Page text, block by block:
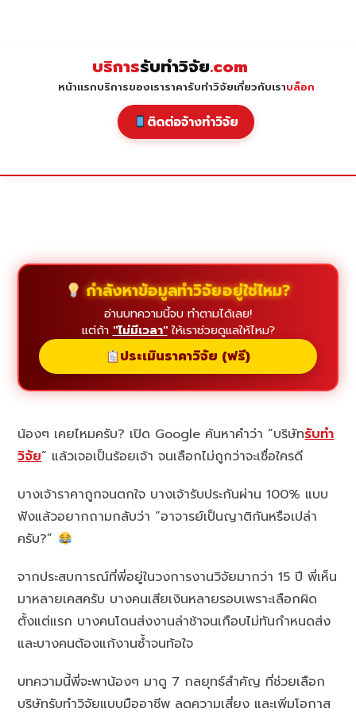
บริการรับทำวิจัย.com
หน้าแรกบริการของเราราคารับทำวิจัยเกี่ยวกับเราบล็อก
ติดต่อจ้างทำวิจัย
กำลังหาข้อมูลทำวิจัยอยู่ใช่ไหม?
อ่านบทความนี้จบ ทำตามได้เลย!
แต่ถ้า "ไม่มีเวลา"ให้เราช่วยดูแลให้ไหม?
ประเมินราคาวิจัย (ฟรี)
น้องๆ เคยไหมครับ? เปิด Google ค้นหาคำว่า “บริษัทรับทำ
วิจัย” แล้วเจอเป็นร้อยเจ้า จนเลือกไม่ถูกว่าจะเชื่อใครดี
บางเจ้าราคาถูกจนตกใจ บางเจ้ารับประกันผ่าน 100% แบบ
ฟังแล้วอยากถามกลับว่า “อาจารย์เป็นญาติกันหรือเปล่า
ครับ?”
จากประสบการณ์ที่พี่อยู่ในวงการงานวิจัยมากว่า 15 ปี พี่เห็น
มาหลายเคสครับ บางคนเสียเงินหลายรอบเพราะเลือกผิด
ตั้งแต่แรก บางคนโดนส่งงานล่าช้าจนเกือบไม่ทันกำหนดส่ง
และบางคนต้องแก้งานซ้ำจนท้อใจ
บทความนี้พี่จะพาน้องๆ มาดู 7 กลยุทธ์สำคัญ ที่ช่วยเลือก
บริษัทรับทำวิจัยแบบมืออาชีพ ลดความเสี่ยง และเพิ่มโอกาส